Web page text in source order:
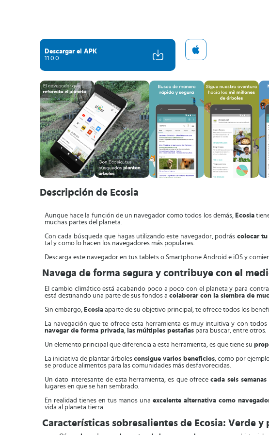
Descargar el APK
11.0.0
Descripción de Ecosia
Aunque hace la función de un navegador como todos los demás, Ecosia
muchas partes del planeta.
Con cada búsqueda que hagas utilizando este navegador, podrás colocar
tal y como lo hacen los navegadores más populares.
Descarga este navegador en tus tablets o Smartphone Android e iOS y
Navega de forma segura y contribuye con el
El cambio climático está acabando poco a poco con el planeta y para
está destinando una parte de sus fondos a colaborar con la siembra de
Sin embargo, Ecosia aparte de su objetivo principal, te ofrece todos los
La navegación que te ofrece esta herramienta es muy intuitiva y con
navegar de forma privada, las múltiples pestañas para buscar, entre otros.
Un elemento principal que diferencia a esta herramienta, es que tiene su
La iniciativa de plantar árboles consigue varios beneficios, como por
se produce alimentos para las comunidades más desfavorecidas.
Un dato interesante de esta herramienta, es que ofrece cada seis semanas
lugares en que se han sembrado.
En realidad tienes en tus manos unaexcelente alternativa como
vida al planeta tierra.
Características sobresalientes de Ecosia: Verde y